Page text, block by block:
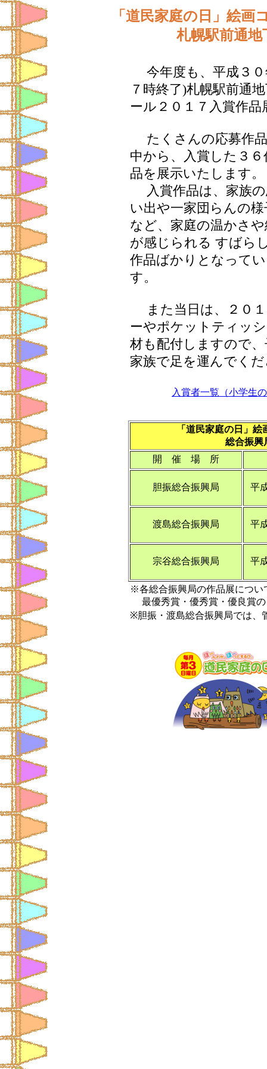
「道民家庭の日」絵画
札幌駅前通
今年度も、平成３０
７時終了)札幌駅前通
ール２０１７入賞作
たくさんの応募作
中から、入賞した３６
品を展示いたします。
入賞作品は、家族
い出や一家団らんの様
など、家庭の温かさや
が感じられる すばら
作品ばかりとなって
す。
また当日は、２０１
ーやポケットティッ
材も配付しますので
家族で足を運んでく
入賞者一覧（小学生
「道民家庭の日」
総合振興
開 催 場 所
胆振総合振興局 平
渡島総合振興局 平
宗谷総合振興局 平
※各総合振興局の作品展につい
最優秀賞・優秀賞・優良賞の
※胆振・渡島総合振興局では